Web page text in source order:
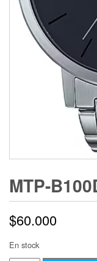
MTP-
$60.000
En stock